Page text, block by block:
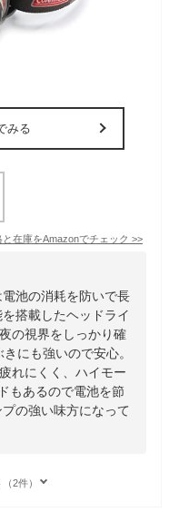
みる
と在庫をAmazonでチェック >>
池の消耗を防いで長
搭載したヘッドライ
の視界をしっかり確
にも強いので安心。
れにくく、ハイモー
もあるので電池を節
の強い味方になって
2件）